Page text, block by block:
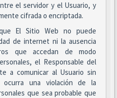
el servidor y el Usuario, y
cifrada o encriptada.
El Sitio Web no puede
de internet ni la ausencia
que accedan de modo
el Responsable del
a comunicar al Usuario sin
ocurra una violación de la
que sea probable que